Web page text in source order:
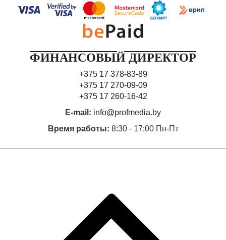
ФИНАНСОВЫЙ ДИРЕКТОР
+375 17 378-83-89
+375 17 270-09-09
+375 17 260-16-42
E-mail: info@profmedia.by
Время работы: 8:30 - 17:00 Пн-Пт